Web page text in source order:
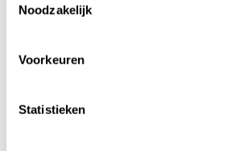
Noodzakelijk
Voorkeuren
Statistieken
KROON Motorolie 5w40 vol